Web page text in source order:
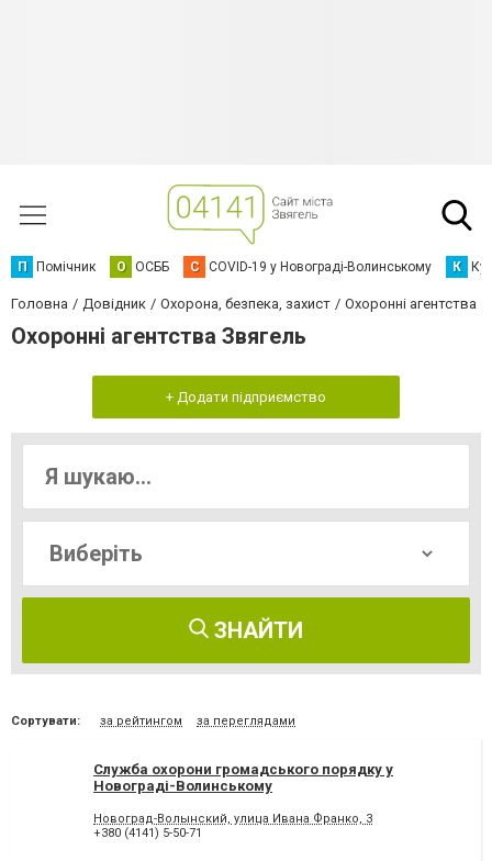
П Помічник О ОСББ C COVID-19 у Новограді-Волинському К
Головна Довідник Охорона, безпека, захист Охоронні агентства
Охоронні агентства Звягель
+ Додати підприємство
ЗНАЙТИ
Сортувати: за рейтингом за переглядами
Служба охорони громадського порядку у
Новограді-Волинському
Новоград-Волынский, улица Ивана Франко, 3
+380 (4141) 5-50-71